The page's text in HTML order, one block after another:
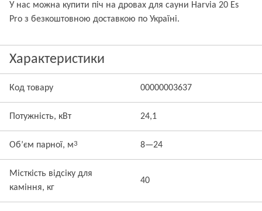
У нас можна купити піч на дровах для сауни Harvia 20 Es
Pro з безкоштовною доставкою по Україні.
Характеристики
Код товару 00000003637
Потужність, кВт 24,1
Об’єм парної, м3 8—24
Місткість відсіку для
каміння, кг
40